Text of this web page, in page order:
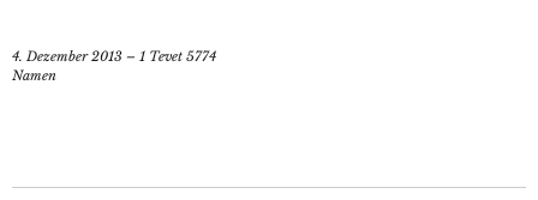
4. Dezember 2013 – 1 Tevet 5774
Namen